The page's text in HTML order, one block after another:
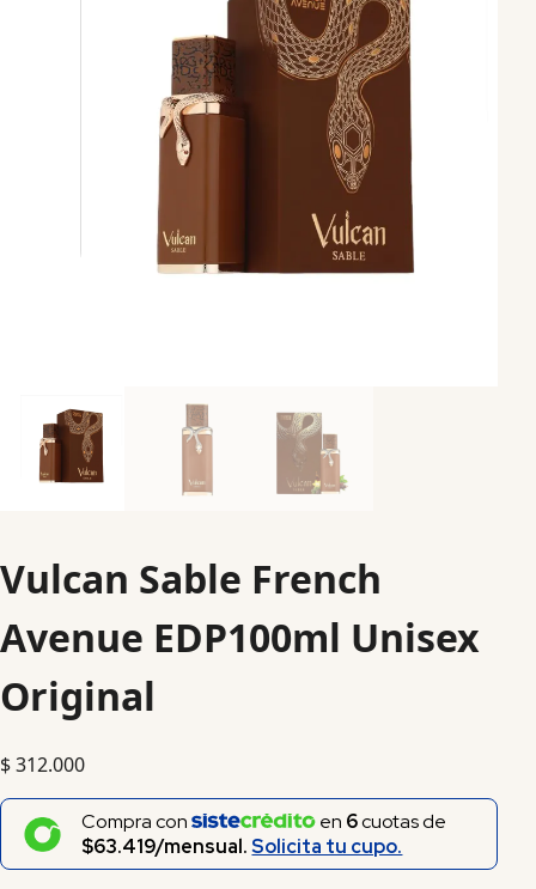
Vulcan Sable French
Avenue EDP100ml Unisex
Original
$312.000
Compra con en 6cuotas de
$63.419/mensual.Solicita tu cupo.